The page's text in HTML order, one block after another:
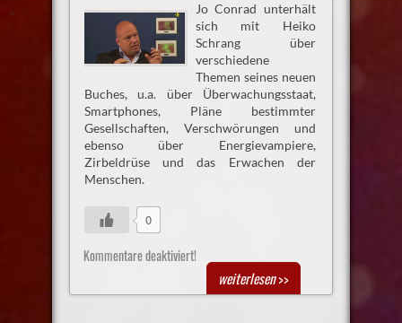
Jo Conrad unterhält
sich mit Heiko
Schrang über
verschiedene
Themen seines neuen
Buches, u.a. über Überwachungsstaat,
Smartphones, Pläne bestimmter
Gesellschaften, Verschwörungen und
ebenso über Energievampiere,
Zirbeldrüse und das Erwachen der
Menschen.
0
Kommentare deaktiviert!
weiterlesen>>